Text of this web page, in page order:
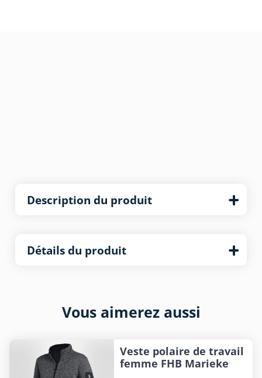
Description du produit
Détails du produit
Vous aimerez aussi
Veste polaire de travail
femme FHB Marieke